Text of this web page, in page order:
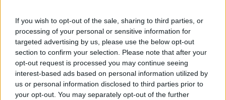
If you wish to opt-out of the sale, sharing to third parties, or
processing of your personal or sensitive information for
targeted advertising by us, please use the below opt-out
section to confirm your selection. Please note that after your
opt-out request is processed you may continue seeing
interest-based ads based on personal information utilized by
us or personal information disclosed to third parties prior to
your opt-out. You may separately opt-out of the further
in un vuoto di senso.
Il sentirsi “fuori luogo sempre” ed un indefinito senso di colpa si
fanno eco e uniscono gli amici, ma anche le comparse e i
personaggi minori, che nella scrittura, a tratti tragica e a tratti
esilarante, ci portano con sé nel loro malessere esistenziale, che ci
accorgiamo non essere poi tanto diverso da quello delle
generazioni del passato, ma che prende solo nomi differenti.”